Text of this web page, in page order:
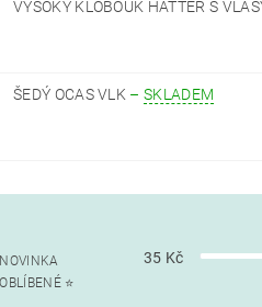
VYSOKÝ KLOBOUK HATTER S
ŠEDÝ OCAS VLK –SKLADEM
NOVINKA
OBLÍBENÉ ⭐️
35 Kč